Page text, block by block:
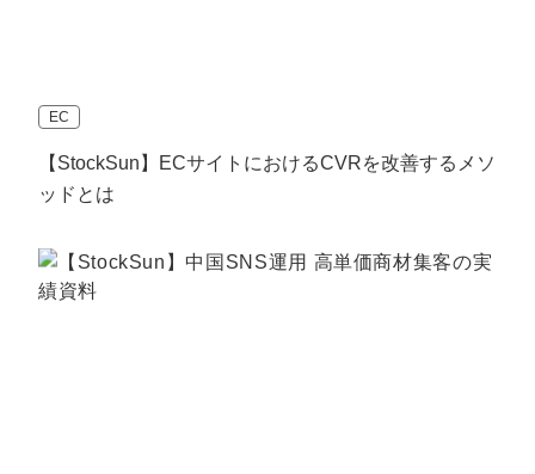
EC
【StockSun】ECサイトにおけるCVRを改善するメソ
ッドとは